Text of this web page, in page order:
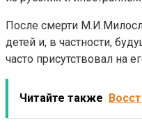
После смерти
детей и, в частности,
часто присутствовал на
Читайте также